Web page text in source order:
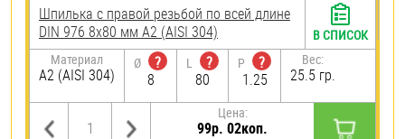
Шпилька с правой резьбой по всей длине
DIN 976 8х80 мм А2 (AISI 304)
Материал
А2 (AISI 304)
Ø
?
8
L
?
80
P
?
1.25
Вес:
25.5 гр.
Цена:
99р. 02коп.
В СПИСОК